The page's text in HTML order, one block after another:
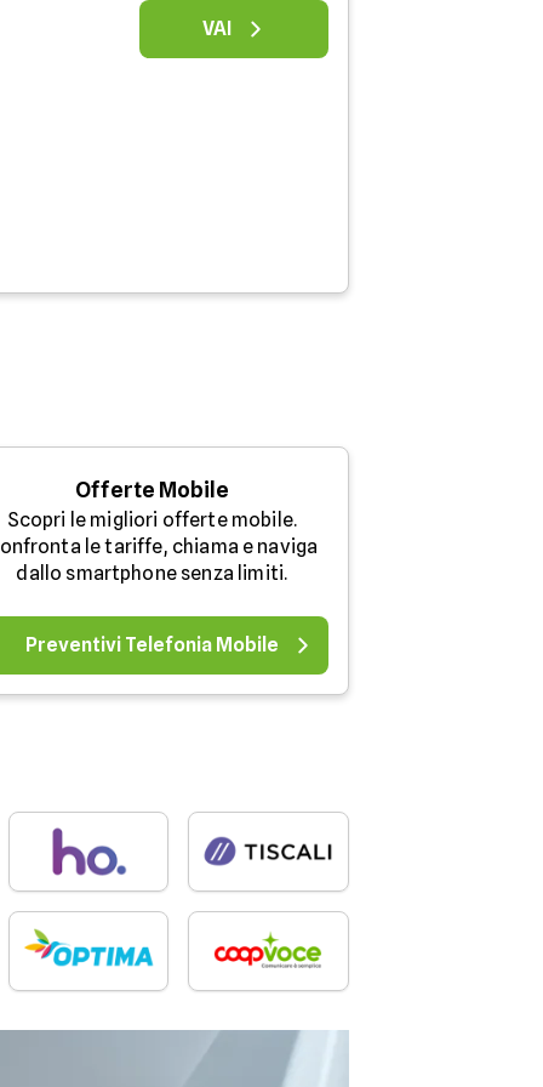
VAI
Offerte Mobile
Scopri le migliori offerte mobile.
le tariffe, chiama e naviga
dallo smartphone senza limiti.
Preventivi Telefonia Mobile